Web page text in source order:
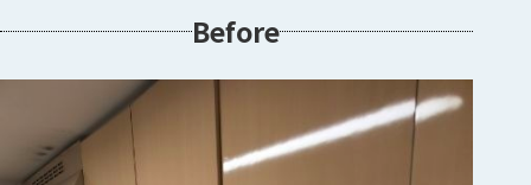
Before